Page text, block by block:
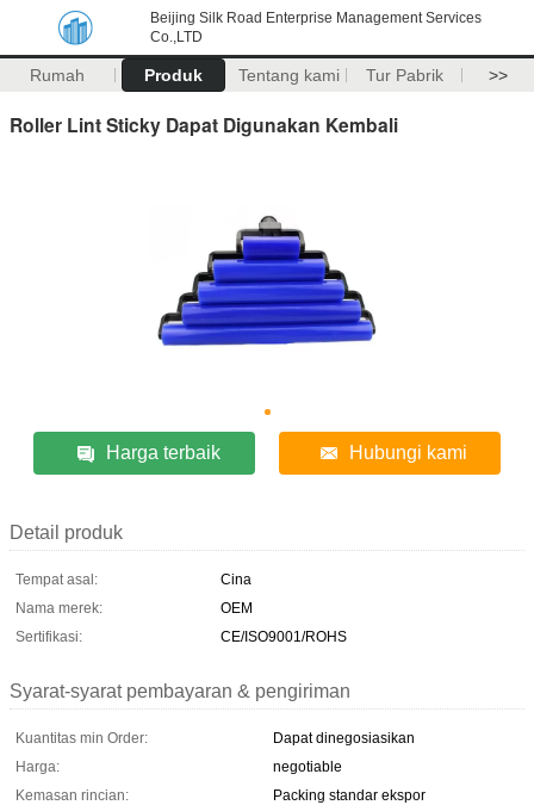
Beijing Silk Road Enterprise Management Services
Co.,LTD
Rumah Produk Tentang kami Tur Pabrik >>
Roller Lint Sticky Dapat Digunakan Kembali
Harga terbaik Hubungi kami
Detail produk
Tempat asal:
Cina
Nama merek:
OEM
Sertifikasi:
CE/ISO9001/ROHS
Syarat-syarat pembayaran & pengiriman
Kuantitas min Order:
Dapat dinegosiasikan
Harga:
negotiable
Kemasan rincian:
Packing standar ekspor